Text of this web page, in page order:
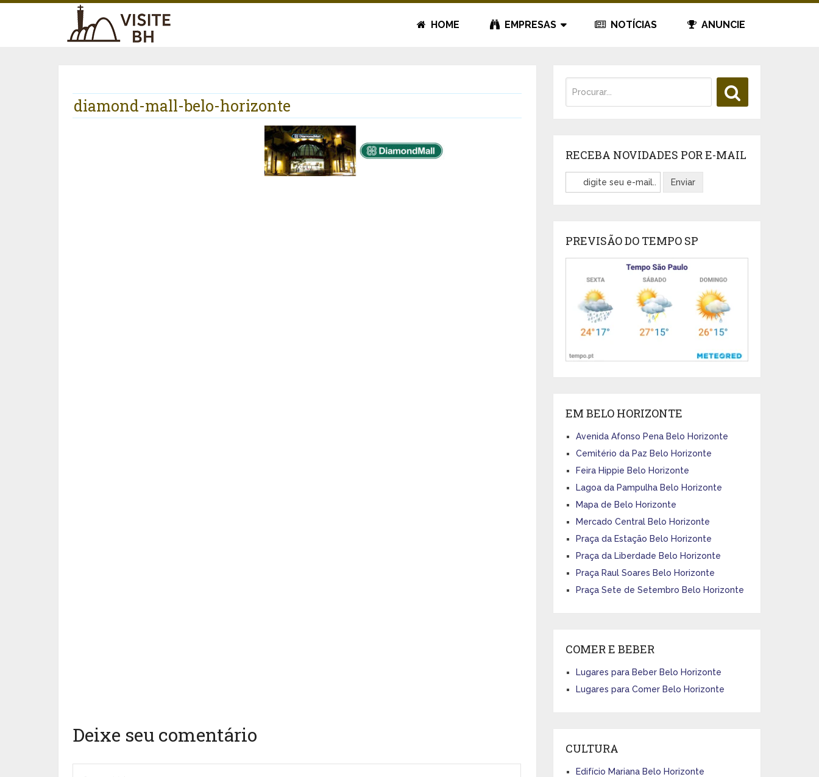
HOME EMPRESAS NOTÍCIAS ANUNCIE
diamond-mall-belo-horizonte
Deixe seu comentário
RECEBA NOVIDADES POR E-MAIL
PREVISÃO DO TEMPO SP
EM BELO HORIZONTE
Avenida Afonso Pena Belo Horizonte
Cemitério da Paz Belo Horizonte
Feira Hippie Belo Horizonte
Lagoa da Pampulha Belo Horizonte
Mapa de Belo Horizonte
Mercado Central Belo Horizonte
Praça da Estação Belo Horizonte
Praça da Liberdade Belo Horizonte
Praça Raul Soares Belo Horizonte
Praça Sete de Setembro Belo Horizonte
COMER E BEBER
Lugares para Beber Belo Horizonte
Lugares para Comer Belo Horizonte
CULTURA
Edifício Mariana Belo Horizonte